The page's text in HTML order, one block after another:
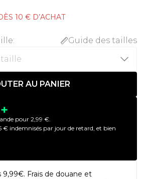
10 € D’ACHAT
: Guide des tailles
AU PANIER
pour 2,99 €.
€ indemnisés par jour de retard, et bien
9,99€. Frais de douane et